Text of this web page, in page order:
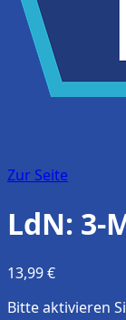
Zur Seite
LdN: 3-
13,99 €
Bitte aktivieren